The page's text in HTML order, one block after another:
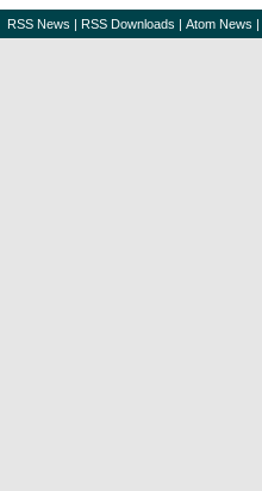
RSS News | RSS Downloads | Atom News |